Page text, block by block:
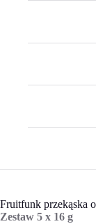
Fruitfunk przekąska
Zestaw 5 x 16 g